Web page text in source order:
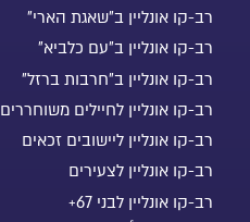
רב-קו אונליין ב"שאגת הארי"
רב-קו אונליין ב"עם כלביא"
רב-קו אונליין ב"חרבות ברזל"
רב-קו אונליין לחיילים משוחררים
רב-קו אונליין ליישובים זכאים
רב-קו אונליין לצעירים
רב-קו אונליין לבני 67+